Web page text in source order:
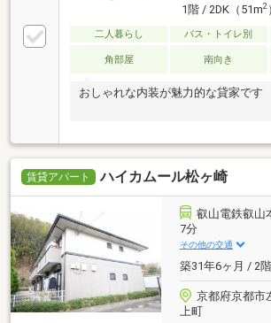
1階 / 2DK（51m2
二人暮らし バス・トイレ別
角部屋 南向き
おしゃれな内装が魅力的な貸家です
賃貸アパート ハイカムール松ヶ崎
叡山電鉄叡山
7分
その他の交通
築31年6ヶ月 / 2
京都府京都市
上町